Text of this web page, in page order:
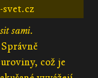
svet.cz
sami.
což je